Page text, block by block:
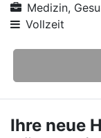
Medizin,
Vollzeit
Ihre neue